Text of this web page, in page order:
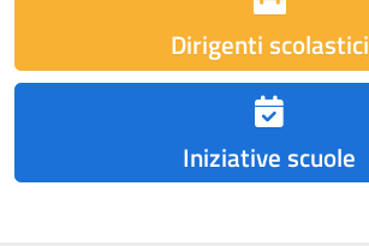
Dirigenti scolastici
Iniziative scuole